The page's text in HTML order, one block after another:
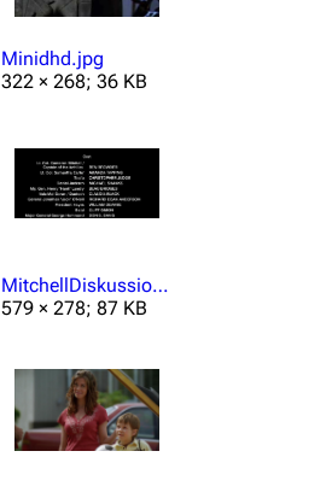
Minidhd.jpg
322 × 268; 36 KB
MitchellDiskussion2.png
579 × 278; 87 KB